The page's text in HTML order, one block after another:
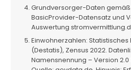
Grundversorger-Daten gemäß
BasicProvider-Datensatz und
Auswertung
Einwohnerzahlen:
(Destatis), Zensus 2022.
Namensnennung – Version